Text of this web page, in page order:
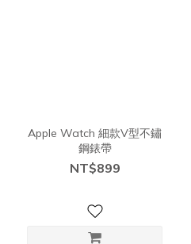
Apple Watch 細款V型不鏽
鋼錶帶
NT$899